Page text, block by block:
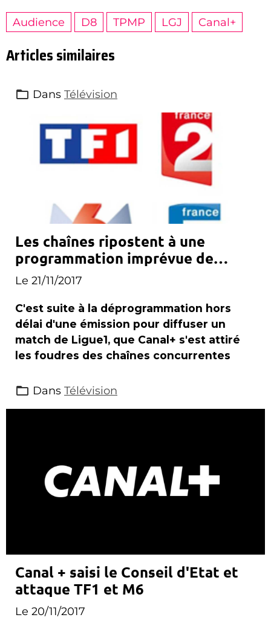
Audience D8 TPMP LGJ Canal+
Articles similaires
Dans Télévision
Les chaînes ripostent à une
programmation imprévue de
Canal+
Le 21/11/2017
C'est suite à la déprogrammation hors
délai d'une émission pour diffuser un
match de Ligue1, que Canal+ s'est attiré
les foudres des chaînes concurrentes
Dans Télévision
Canal + saisi le Conseil d'Etat et
attaque TF1 et M6
Le 20/11/2017